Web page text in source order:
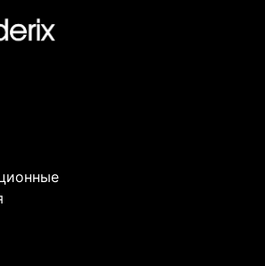
опубликован)
РЭПУ